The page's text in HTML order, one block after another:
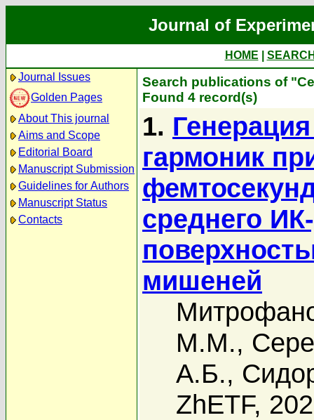
Journal of
HOME
Journal Issues
Golden Pages
About This journal
Aims and Scope
Editorial Board
Manuscript Submission
Guidelines for Authors
Manuscript Status
Contacts
Search publications of
Found 4 record(s)
1.
гармоник
среднего
мишеней
М.М.,
А.Б.,
ZhETF,